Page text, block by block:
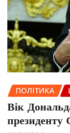
ПОЛІТИКА
Вік